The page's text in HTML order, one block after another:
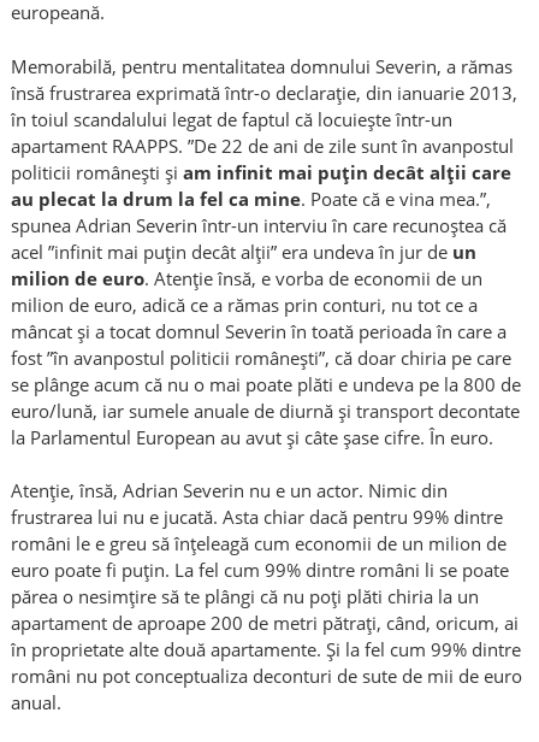
europeană.
Memorabilă, pentru mentalitatea domnului Severin, a rămas
însă frustrarea exprimată într-o declarație, din ianuarie 2013,
în toiul scandalului legat de faptul că locuiește într-un
apartament RAAPPS. ”De 22 de ani de zile sunt în avanpostul
politicii româneşti şi am infinit mai puţin decât alţii care
au plecat la drum la fel ca mine. Poate că e vina mea.”,
spunea Adrian Severin într-un interviu în care recunoștea că
acel ”infinit mai puțin decât alții” era undeva în jur de un
milion de euro. Atenție însă, e vorba de economii de un
milion de euro, adică ce a rămas prin conturi, nu tot ce a
mâncat și a tocat domnul Severin în toată perioada în care a
fost ”în avanpostul politicii românești”, că doar chiria pe care
se plânge acum că nu o mai poate plăti e undeva pe la 800 de
euro/lună, iar sumele anuale de diurnă și transport decontate
la Parlamentul European au avut și câte șase cifre. În euro.
Atenție, însă, Adrian Severin nu e un actor. Nimic din
frustrarea lui nu e jucată. Asta chiar dacă pentru 99% dintre
români le e greu să înțeleagă cum economii de un milion de
euro poate fi puțin. La fel cum 99% dintre români li se poate
părea o nesimțire să te plângi că nu poți plăti chiria la un
apartament de aproape 200 de metri pătrați, când, oricum, ai
în proprietate alte două apartamente. Și la fel cum 99% dintre
români nu pot conceptualiza deconturi de sute de mii de euro
anual.